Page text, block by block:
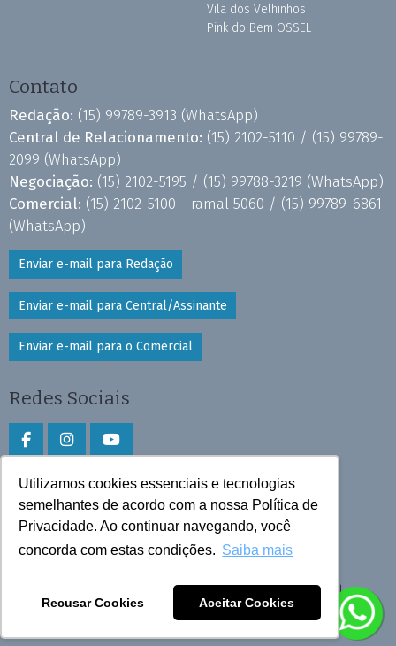
Utilizamos cookies essenciais e tecnologias
semelhantes de acordo com a nossa Política de
Privacidade. Ao continuar navegando, você
concorda com estas condições. Saiba mais
Recusar Cookies Aceitar Cookies
Vila dos Velhinhos
Pink do Bem OSSEL
Contato
Redação: (15) 99789-3913 (WhatsApp)
Central de Relacionamento: (15) 2102-5110 / (15) 99789-
2099 (WhatsApp)
Negociação: (15) 2102-5195 / (15) 99788-3219 (WhatsApp)
Comercial: (15) 2102-5100 - ramal 5060 / (15) 99789-6861
(WhatsApp)
Enviar e-mail para Redação
Enviar e-mail para Central/Assinante
Enviar e-mail para o Comercial
Redes Sociais
Faça download do aplicativo
Play Store e App Store
Todos os direitos reservados © 2026 Cruzeiro do Sul